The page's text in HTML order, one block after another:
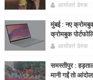
आर्यावर्त डेस्क
मुंबई : नए
क्रोमबुक
आर्यावर्त डेस्क
समस्तीपुर :
मानी गईं तो